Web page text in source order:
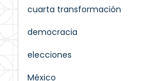
cuarta transformación
democracia
elecciones
México